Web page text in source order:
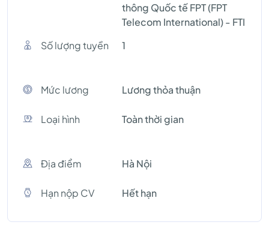
thông Quốc tế FPT (FPT
Telecom International) - FTI
Số lượng tuyền
1
Mức lương Lương thỏa thuận
Loại hình Toàn thời gian
Địa điểm Hà Nội
Hạn nộp CV Hết hạn